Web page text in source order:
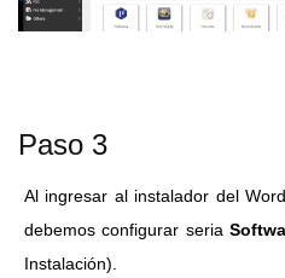
Paso 3
Al ingresar al instalador del
debemos configurar seria
Instalación).